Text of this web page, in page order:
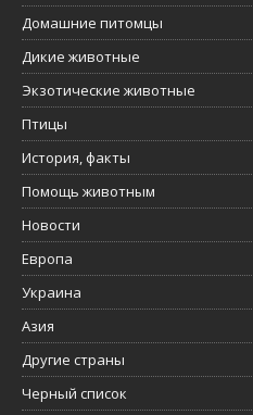
Домашние питомцы
Дикие животные
Экзотические животные
Птицы
История, факты
Помощь животным
Новости
Европа
Украина
Азия
Другие страны
Черный список